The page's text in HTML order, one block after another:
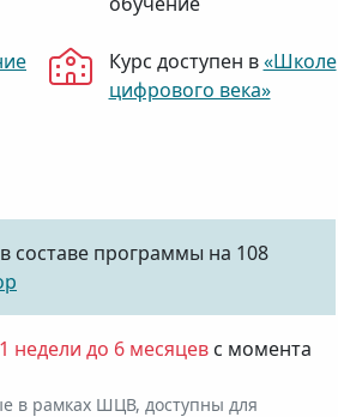
Курс доступен в«Школе
цифрового века»
составе программы на 108
недели до 6 месяцев с момента
в рамках ШЦВ, доступны для